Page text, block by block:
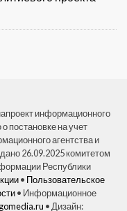
информационного
постановке на учет
агентства и
26.09.2025 комитетом
Республики
• Пользовательское
• Информационное
• Дизайн: